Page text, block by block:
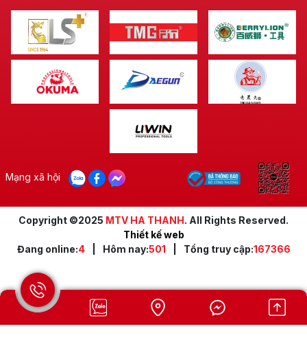
Ứng Dụng Đa Dạng Của Cảo Dây Xích LS+
Sức mạnh và tính linh hoạt củaCảo dây xích LS+
cho phép nó được ứng dụng rộng rãi trong nhiều
ngành nghề khác nhau:
Nâng hạ vật liệu xây dựng, cốt
thép, cấu kiện bê tông, hỗ trợ lắp đặt các công
trình lớn như cầu, đường, tòa nhà cao tầng.
Công nghiệp nặng:
Di chuyển máy móc, thiết
biển.
Cố định hàng hóa trên tàu, nâng hạ
neo, bảo trì tàu thuyền.
hàng hóa cồng kềnh, tối ưu hóa không gian
lưu trữ.
Cứu hộ và sửa chữa:
Hỗ trợ kéo xe, di dời
Mạng xã hội
Copyright ©2025 MTV HA THANH. All Rights Reserved.
Thiết kế web
Đang online:4 Hôm nay:501 Tổng truy cập:167366